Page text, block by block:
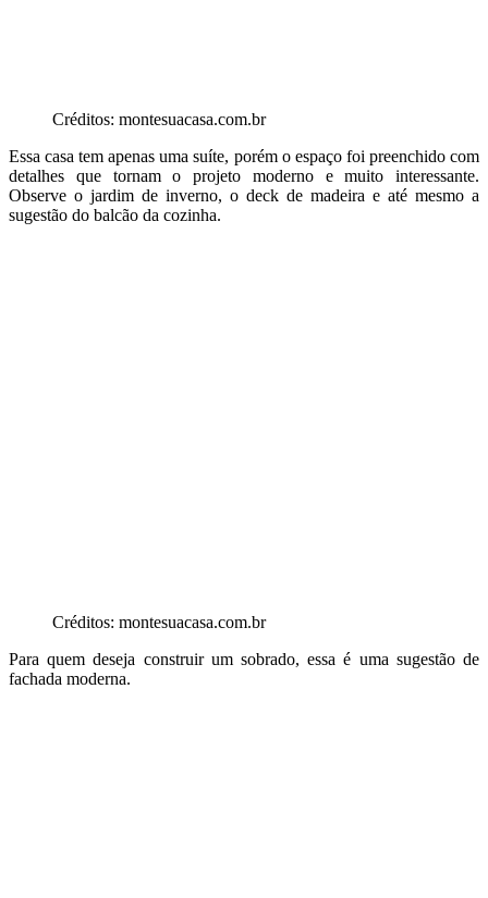
Créditos: montesuacasa.com.br
Essa casa tem apenas uma suíte, porém o espaço foi preenchido com
detalhes que tornam o projeto moderno e muito interessante.
Observe o jardim de inverno, o deck de madeira e até mesmo a
sugestão do balcão da cozinha.
Créditos: montesuacasa.com.br
Para quem deseja construir um sobrado, essa é uma sugestão de
fachada moderna.